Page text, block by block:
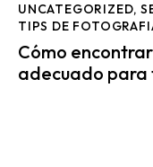
UNCATEGORIZED,
TIPS DE
Cómo
adecuado para